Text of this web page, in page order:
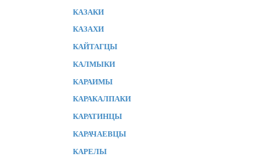
КАЗАКИ
КАЗАХИ
КАЙТАГЦЫ
КАЛМЫКИ
КАРАИМЫ
КАРАКАЛПАКИ
КАРАТИНЦЫ
КАРАЧАЕВЦЫ
КАРЕЛЫ